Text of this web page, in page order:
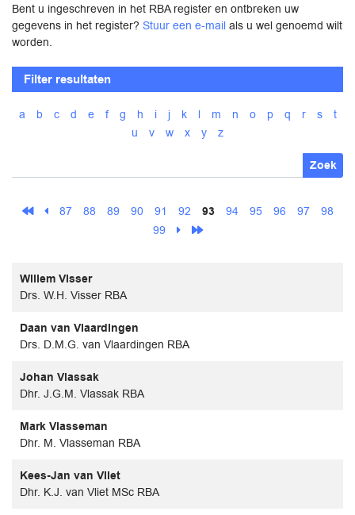
87 88 89 90 91 92 93 94 95 96 97
98
99
Willem Visser
Drs. W.H. Visser RBA
Daan van Vlaardingen
Drs. D.M.G. van Vlaardingen RBA
Johan Vlassak
Dhr. J.G.M. Vlassak RBA
Mark Vlasseman
Dhr. M. Vlasseman RBA
Kees-Jan van Vliet
Dhr. K.J. van Vliet MSc RBA
Bent u ingeschreven in het RBA register en ontbreken uw
gegevens in het register? Stuur een e-mail als u wel genoemd wilt
worden.
Filter resultaten
a b c d e f g h i j k l m n o p q r s
t
u
v w x y z
Zoek